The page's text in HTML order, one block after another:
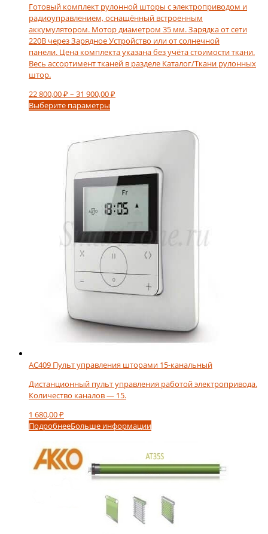
Готовый комплект рулонной шторы с электроприводом и
радиоуправлением, оснащённый встроенным
аккумулятором. Мотор диаметром 35 мм. Зарядка от сети
220В через Зарядное Устройство или от солнечной
панели. Цена комплекта указана без учёта стоимости ткани.
Весь ассортимент тканей в разделе Каталог/Ткани рулонных
штор.
22 800,00₽ – 31 900,00₽
–
Выберите параметры
несколько
можно
выбрать
на
странице
товара.
AC409 Пульт управления шторами 15-канальный
Дистанционный пульт управления работой электропривода.
Количество каналов — 15.
1 680,00₽
ПодробнееБольше информации